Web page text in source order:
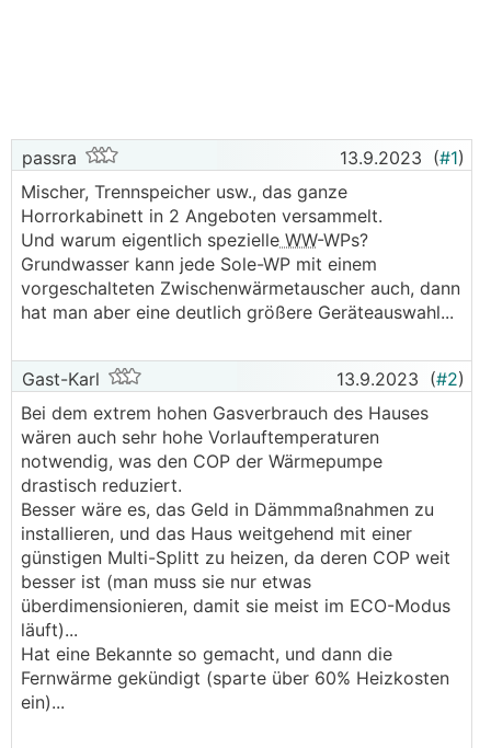
passra 13.9.2023 (#1)
Mischer, Trennspeicher usw., das ganze
Horrorkabinett in 2 Angeboten versammelt.
Und warum eigentlich spezielle WW-WPs?
Grundwasser kann jede Sole-WP mit einem
vorgeschalteten Zwischenwärmetauscher auch, dann
hat man aber eine deutlich größere Geräteauswahl...
Gast-Karl 13.9.2023 (#2)
Bei dem extrem hohen Gasverbrauch des Hauses
wären auch sehr hohe Vorlauftemperaturen
notwendig, was den COP der Wärmepumpe
drastisch reduziert.
Besser wäre es, das Geld in Dämmmaßnahmen zu
installieren, und das Haus weitgehend mit einer
günstigen Multi-Splitt zu heizen, da deren COP weit
besser ist (man muss sie nur etwas
überdimensionieren, damit sie meist im ECO-Modus
läuft)...
Hat eine Bekannte so gemacht, und dann die
Fernwärme gekündigt (sparte über 60% Heizkosten
ein)...